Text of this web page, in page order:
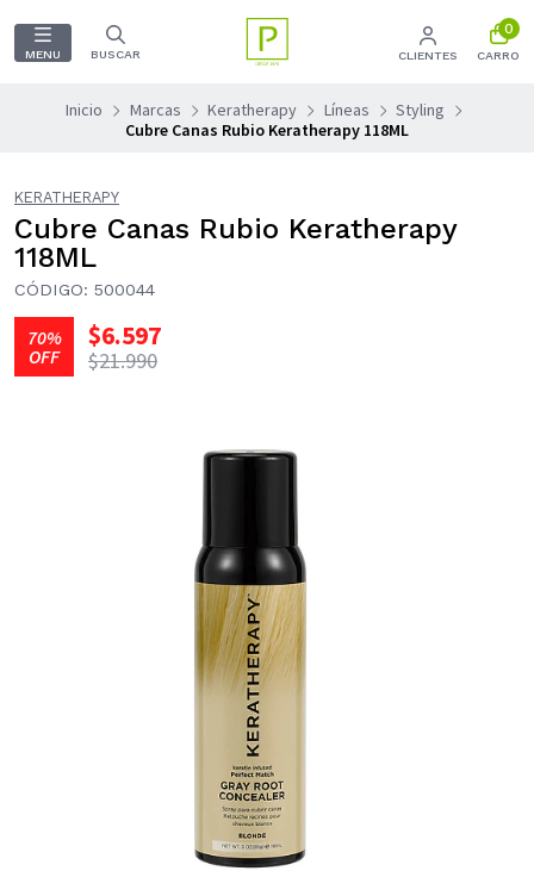
MENU BUSCAR CLIENTES
0
CARRO
Inicio Marcas Keratherapy Líneas
Styling
Cubre Canas Rubio Keratherapy 118ML
KERATHERAPY
Cubre Canas Rubio Keratherapy
118ML
CÓDIGO: 500044
70%
OFF
$6.597
$21.990